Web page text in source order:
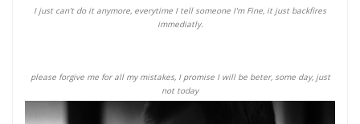
I just can't do it anymore, everytime I tell someone I'm Fine, it just backfires
immediatly.
please forgive me for all my mistakes, I promise I will be beter, some day, just
not today